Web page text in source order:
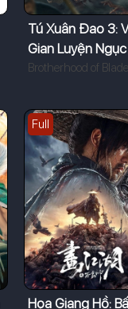
Tú Xuân Đao 3:
Gian Luyện Ngục
Full
Họa Giang Hồ: